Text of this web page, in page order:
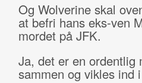
Og Wolverine skal
at befri hans eks-ven
mordet på JFK.
Ja, det er en ordentlig
sammen og vikles ind